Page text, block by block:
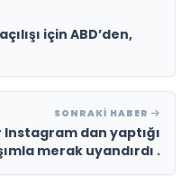
için ABD’den,
SONRAKI HABER
Instagram dan yaptığı
merak uyandırdı .